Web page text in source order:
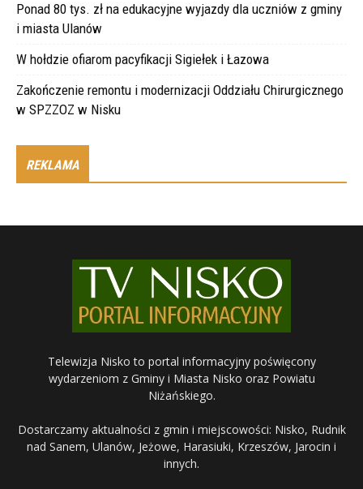
Ponad 80 tys. zł na edukacyjne wyjazdy dla uczniów z gminy
i miasta Ulanów
W hołdzie ofiarom pacyfikacji Sigiełek i Łazowa
Zakończenie remontu i modernizacji Oddziału Chirurgicznego
w SPZZOZ w Nisku
REKLAMA
Telewizja Nisko to portal informacyjny poświęcony
wydarzeniom z Gminy i Miasta Nisko oraz Powiatu
Niżańskiego.
Dostarczamy aktualności z gmin i miejscowości: Nisko, Rudnik
nad Sanem, Ulanów, Jeżowe, Harasiuki, Krzeszów, Jarocin i
innych.